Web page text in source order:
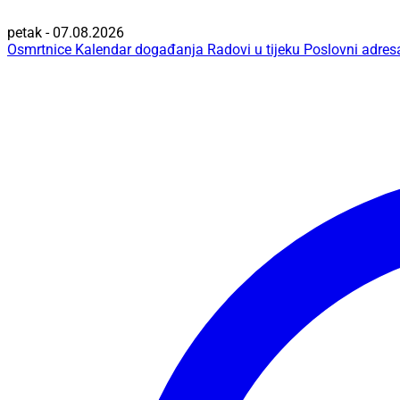
petak - 07.08.2026
Osmrtnice Kalendar događanja Radovi u tijeku Poslovni